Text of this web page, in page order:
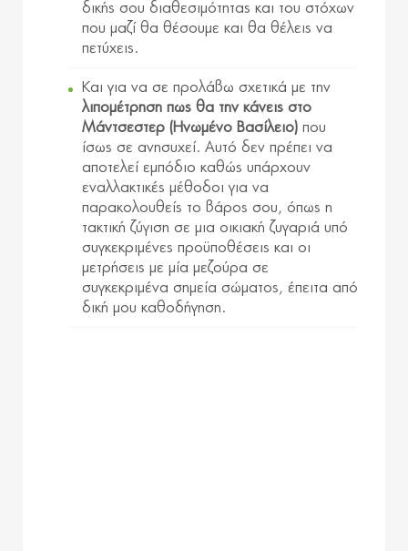
δικής σου διαθεσιμότητας και του στόχων
που μαζί θα θέσουμε και θα θέλεις να
πετύχεις.
Και για να σε προλάβω σχετικά με την
λιπομέτρηση πως θα την κάνεις στο
Μάντσεστερ (Ηνωμένο Βασίλειο) που
ίσως σε ανησυχεί. Αυτό δεν πρέπει να
αποτελεί εμπόδιο καθώς υπάρχουν
εναλλακτικές μέθοδοι για να
παρακολουθείς το βάρος σου, όπως η
τακτική ζύγιση σε μια οικιακή ζυγαριά υπό
συγκεκριμένες προϋποθέσεις και οι
μετρήσεις με μία μεζούρα σε
συγκεκριμένα σημεία σώματος, έπειτα από
δική μου καθοδήγηση.